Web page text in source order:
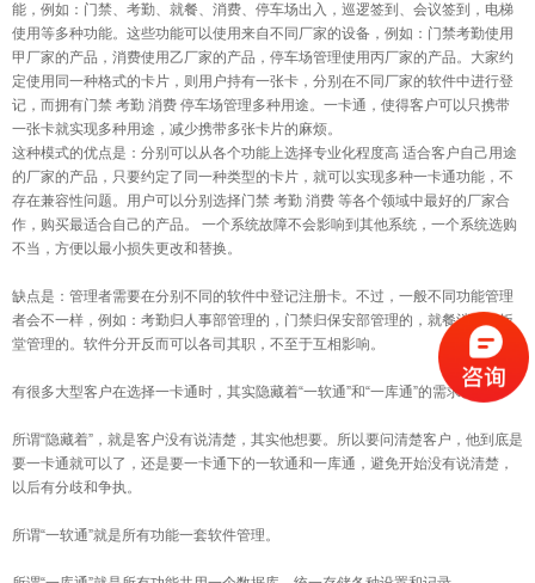
能，例如： 门禁、考勤、就餐、消费、停车场出入，巡逻签到、会议签到，电梯
使用等多种功能。这些功能可以使用来自不同厂家的设备，例如：门禁考勤使用
甲厂家的产品，消费使用乙厂家的产品，停车场管理使用丙厂家的产品。大家约
定使用同一种格式的卡片，则用户持有一张卡，分别在不同厂家的软件中进行登
记，而拥有门禁 考勤 消费 停车场管理多种用途。一卡通，使得客户可以只携带
一张卡就实现多种用途，减少携带多张卡片的麻烦。
这种模式的优点是：分别可以从各个功能上选择专业化程度高 适合客户自己用途
的厂家的产品，只要约定了同一种类型的卡片，就可以实现多种一卡通功能，不
存在兼容性问题。用户可以分别选择门禁 考勤 消费 等各个领域中最好的厂家合
作，购买最适合自己的产品。 一个系统故障不会影响到其他系统，一个系统选购
不当，方便以最小损失更改和替换。
缺点是：管理者需要在分别不同的软件中登记注册卡。不过，一般不同功能管理
者会不一样，例如：考勤归人事部管理的，门禁归保安部管理的，就餐消费归饭
堂管理的。软件分开反而可以各司其职，不至于互相影响。
有很多大型客户在选择一卡通时，其实隐藏着“一软通”和“一库通”的需求。
所谓“隐藏着”，就是客户没有说清楚，其实他想要。所以要问清楚客户，他到底是
要一卡通就可以了，还是要一卡通下的一软通和一库通，避免开始没有说清楚，
以后有分歧和争执。
所谓“一软通”就是所有功能一套软件管理。